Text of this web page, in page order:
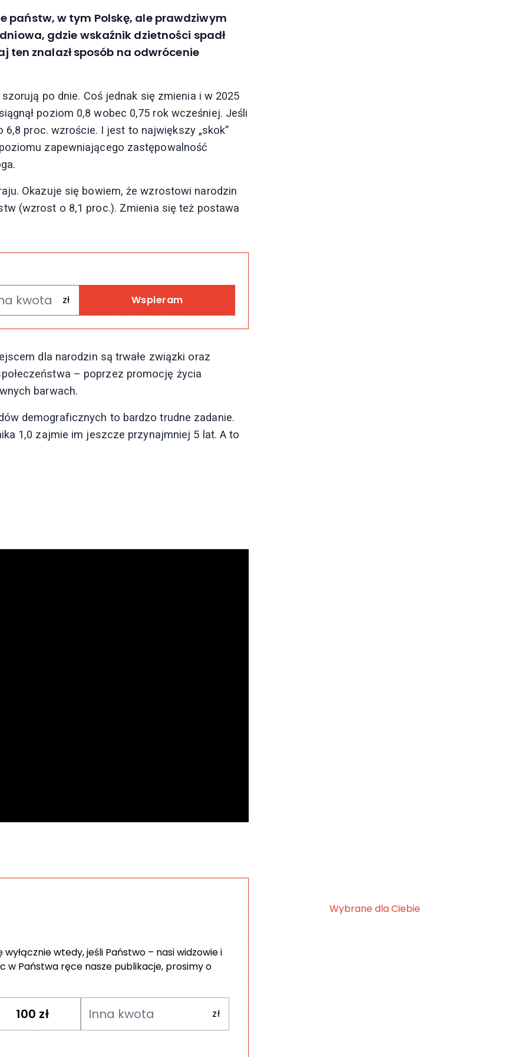
państw, w tym Polskę, ale prawdziwym
gdzie wskaźnik dzietności spadł
ten znalazł sposób na odwrócenie
po dnie. Coś jednak się zmienia i w 2025
poziom 0,8 wobec 0,75 rok wcześniej. Jeśli
proc. wzroście. I jest to największy „skok”
zapewniającego zastępowalność
Okazuje się bowiem, że wzrostowi narodzin
(wzrost o 8,1 proc.). Zmienia się też postawa
Wspieram
dla narodzin są trwałe związki oraz
– poprzez promocję życia
barwach.
demograficznych to bardzo trudne zadanie.
1,0 zajmie im jeszcze przynajmniej 5 lat. A to
wtedy, jeśli Państwo – nasi widzowie i
Państwa ręce nasze publikacje, prosimy o
100 zł
Wybrane dla Ciebie